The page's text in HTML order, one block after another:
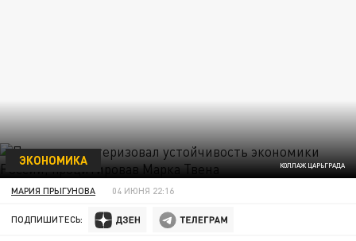
КОЛЛАЖ ЦАРЬГРАДА
ЭКОНОМИКА
МАРИЯ ПРЫГУНОВА 04 ИЮНЯ 22:16
ПОДПИШИТЕСЬ: